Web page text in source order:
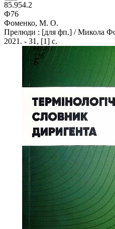
85.954.2
Ф76
Фоменко, М. О.
Прелюди : [для фп.] / Микола
2021. - 31, [1] с.